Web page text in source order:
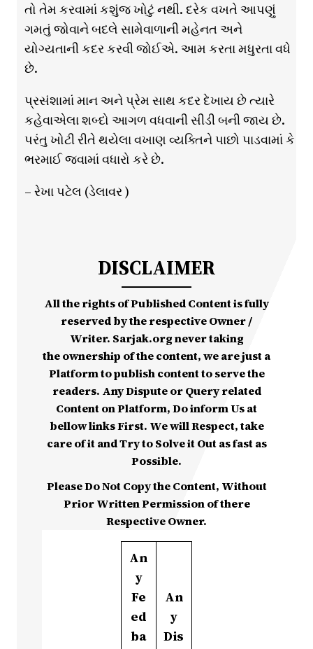
તો તેમ કરવામાં કશુંજ ખોટું નથી. દરેક વખતે આપણું
ગમતું જોવાને બદલે સામેવાળાની મહેનત અને
યોગ્યતાની કદર કરવી જોઈએ. આમ કરતા મધુરતા વધે
છે.
પ્રસંશામાં માન અને પ્રેમ સાથ કદર દેખાય છે ત્યારે
કહેવાએલા શબ્દો આગળ વધવાની સીડી બની જાય છે.
પરંતુ ખોટી રીતે થયેલા વખાણ વ્યક્તિને પાછો પાડવામાં કે
ભરમાઈ જવામાં વધારો કરે છે.
– રેખા પટેલ (ડેલાવર )
DISCLAIMER
All the rights of Published Content is fully
reserved by the respective Owner /
Writer. Sarjak.org never taking
the ownership of the content, we are just a
Platform to publish content to serve the
readers. Any Dispute or Query related
Content on Platform, Do inform Us at
bellow links First. We will Respect, take
care of it and Try to Solve it Out as fast as
Possible.
Please Do Not Copy the Content, Without
Prior Written Permission of there
Respective Owner.
An
y
Fe
ed
ba
An
y
Dis